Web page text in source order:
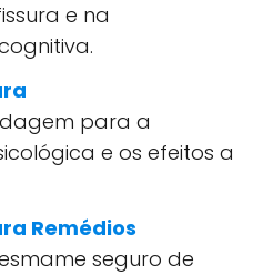
e na
para a
e os efeitos a
Remédios
seguro de